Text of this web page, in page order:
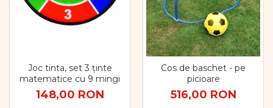
Joc tinta, set 3 ținte
matematice cu 9 mingi
148,00 RON
Cos de baschet - pe
picioare
516,00 RON